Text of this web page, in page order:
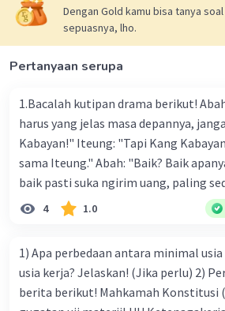
Dengan Gold kamu bisa tanya
sepuasnya, lho.
Pertanyaan serupa
1.Bacalah kutipan drama berikut! Abah: "Kalau cari suami
harus yang jelas masa depannya,
Kabayan!" Iteung: "Tapi Kang Kabayan mah baik nyaah
sama Iteung." Abah: "Baik? Baik apanya? Kalau memang
baik pasti suka ngirim uang, paling
kesenangan Abah. Ikan gurame!" Ambu: "Abah teh
kumaha. Apa-apa selalu saja diukur pakai
jika menggunakan kostum a. celana panjang dan kaos
dengan rambut panjang dibiarkan terurai b.
panjang dan kaos dengan rambut dikepang
4 1.0
1) Apa perbedaan antara minimal
usia kerja? Jelaskan! (Jika perlu) 2)
berita berikut! Mahkamah Konstitusi